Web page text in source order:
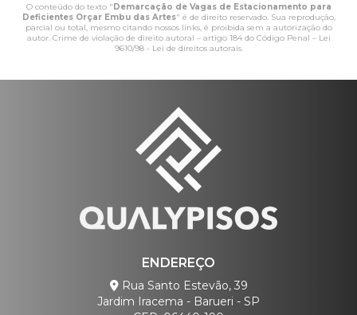
O conteúdo do texto "Demarcação de Vagas de Estacionamento para
Deficientes Orçar Embu das Artes" é de direito reservado. Sua reprodução,
parcial ou total, mesmo citando nossos links, é proibida sem a autorização do
autor. Crime de violação de direito autoral – artigo 184 do Código Penal – Lei
9610/98 - Lei de direitos autorais.
ENDEREÇO
Rua Santo Estevão, 39
Jardim Iracema - Barueri - SP